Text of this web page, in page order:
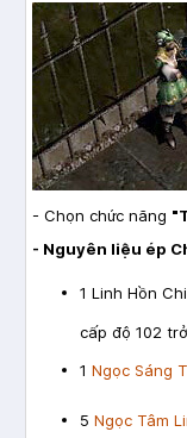
- Chọn chức năng
- Nguyên liệu ép
1 Linh Hồn
cấp độ 102
1 Ngọc Sáng
5 Ngọc Tâm